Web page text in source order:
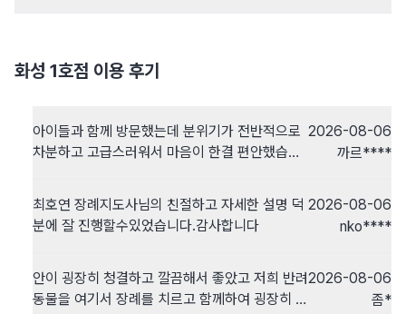
화성 1호점 이용 후기
아이들과 함께 방문했는데 분위기가 전반적으로
차분하고 고급스러워서 마음이 한결 편안했습니
른 시간으로 진행해주셨고 직원분들께서 처음부
터 끝까지 친절하고 상세하게 설명하며 장례를 도
와주신 덕분에 아이를 편하게 잘 보내줄 수 있었
수 있어 좋았고, 화장 진행 과정도 프라이빗하게
확인할 수 있어 안심이 되었습니다. 아이들이 직
2026-08-06
까르****
최호연 장례지도사님의 친절하고 자세한 설명 덕
분에 잘 진행할수있었습니다.감사합니다
2026-08-06
nko****
안이 굉장히 청결하고 깔끔해서 좋았고 저희 반려
동물을 여기서 장례를 치르고 함께하여 굉장히 좋
2026-08-06
좀*